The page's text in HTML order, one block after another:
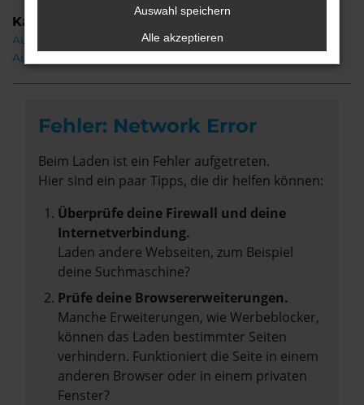
Kategorie
Audi A6 e-tron Gebrauchtwagen Bremervörde
Audi A6 e-tron Bremervörde
Fehler: Network Error
Beim Laden ist ein Fehler aufgetreten.
Hier sind ein paar Tipps, die dir helfen können:
Überprüfe deine Firewall und deine
Internetverbindung.
Laden andere Webseiten, zum Beispiel
deine Suchmaschine?
Prüfe deine Browsererweiterungen.
Manche Erweiterungen, wie Werbeblocker,
können das Laden bestimmter Seiten
verhindern. Funktioniert die Seite in einem
anderen Browser oder in einem privaten
Fenster?
Auswahl speichern
Alle akzeptieren